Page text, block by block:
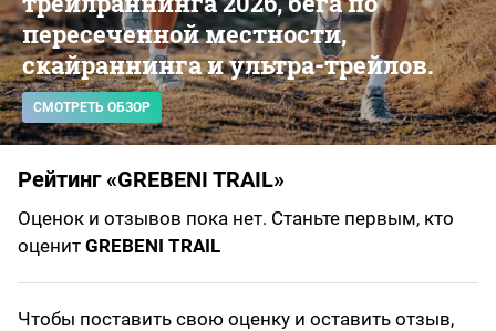
пересеченной местности,
скайраннинга и ультра-трейлов.
СМОТРЕТЬ ОБЗОР
Рейтинг «GREBENI TRAIL»
Оценок и отзывов пока нет. Станьте первым, кто
оценит GREBENI TRAIL
Чтобы поставить свою оценку и оставить отзыв,